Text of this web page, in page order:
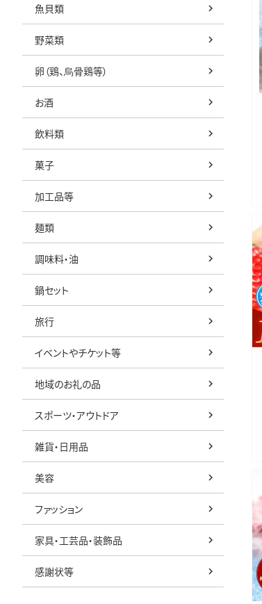
魚貝類
野菜類
卵（鶏、烏骨鶏等）
お酒
飲料類
菓子
加工品等
麺類
調味料・油
鍋セット
旅行
イベントやチケット等
地域のお礼の品
スポーツ・アウトドア
雑貨・日用品
美容
ファッション
家具・工芸品・装飾品
感謝状等